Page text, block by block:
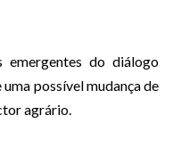
emergentes do diálogo
possível mudança de
agrário.